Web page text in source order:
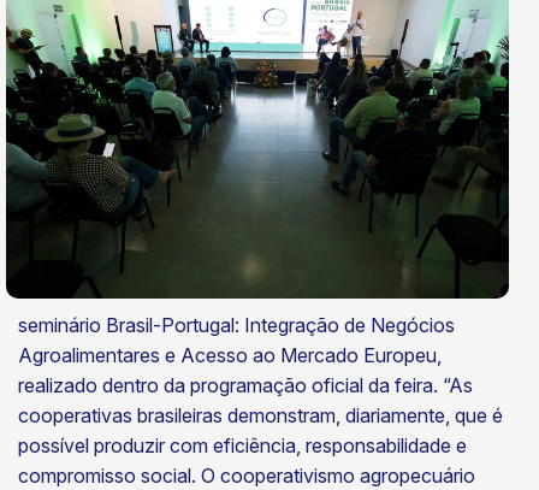
seminário Brasil-Portugal: Integração de Negócios
Agroalimentares e Acesso ao Mercado Europeu,
realizado dentro da programação oficial da feira. “As
cooperativas brasileiras demonstram, diariamente, que é
possível produzir com eficiência, responsabilidade e
compromisso social. O cooperativismo agropecuário